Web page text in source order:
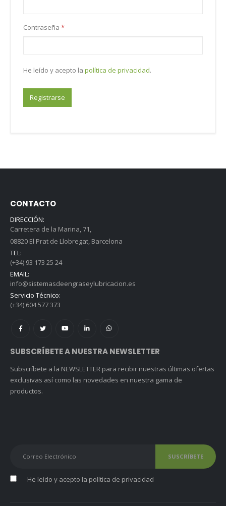
Contraseña *
He leído y acepto la política de privacidad.
Registrarse
CONTACTO
DIRECCIÓN:
Carretera de la Marina, 71,
08820 El Prat de Llobregat, Barcelona
TEL:
(+34) 93 173 25 24
EMAIL:
info@sistemasdeengraseylubricacion.es
Servicio Técnico:
(+34) 604 577 373
SUBSCRÍBETE A NUESTRA NEWSLETTER
Subscríbete a la NEWSLETTER para recibir nuestras últimas ofertas
exclusivas así como las novedades en nuestra gama de
productos.
He leído y acepto la política de privacidad